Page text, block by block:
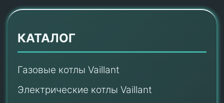
КАТАЛОГ
Газовые котлы Vaillant
Электрические котлы Vaillant